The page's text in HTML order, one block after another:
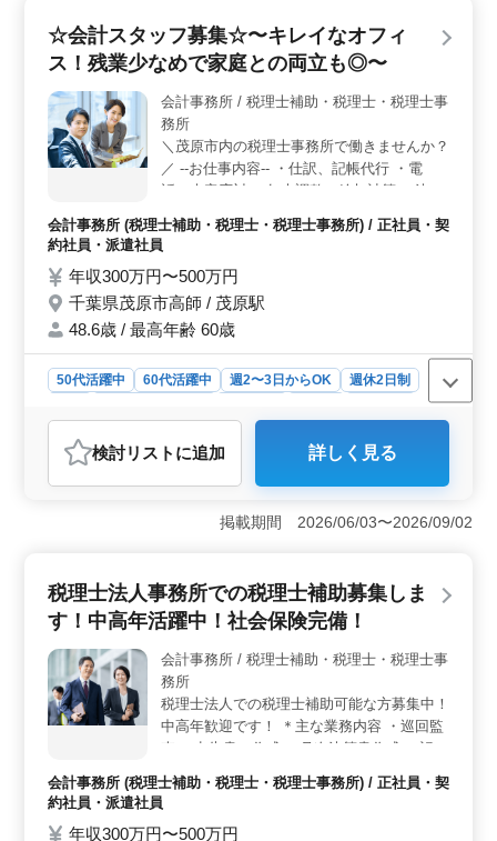
されています。経験を活かして安定したキャリアを築け
ます。 ＜働きやすさ＞ 土日祝休みで、夏季休暇や
年末年始休暇もあります。残業は少なめで、家庭との両
☆会計スタッフ募集☆〜キレイなオフィ
ス！残業少なめで家庭との両立も◎〜
会計事務所 / 税理士補助・税理士・税理士事
務所
＼茂原市内の税理士事務所で働きませんか？
／ --お仕事内容-- ・仕訳、記帳代行 ・電
話、来客応対 ・年末調整、給与計算 ・決算
イント◎ ・残業ほとんどなし ・女性スタッ
フ活躍中 ・シニア層積極的に採用中 ・2021
年に移転したばかりの為キレイなオフィス☆
経験があれば年齢は関係なし！ 転職活動に
悩んでいる方も、まずはお気軽にご応募下さ
会計事務所 (税理士補助・税理士・税理士事務所) / 正社員・契
約社員・派遣社員
年収300万円〜500万円
千葉県茂原市高師 / 茂原駅
48.6歳 / 最高年齢 60歳
50代活躍中 60代活躍中 週2〜3日からOK
週休2日制
おすすめポイント
＜好条件＞ この会計スタッフのポジションは税理士事
務所での経験を活かしたい方にとって魅力的です。経験5
年以上の方には年収300万円〜500万円という魅力的な報
務で土日祝がお休みという点はワークライフバランスを
重視する方にとって大きな魅力です。茂原駅から徒歩圏
す。さらに残業は月10時間程度と少なめなためストレス
なく働くことができます。 ＜安心＆成長＞ この税
理士事務所は2021年に移転したばかりのキレイなオフィ
スであり、女性スタッフやシニア層が積極的に採用され
ています。経験豊富な方であれば年齢は関係なく、安定
検討リスト に追加 詳しく見る
掲載期間 2026/06/03〜2026/09/02
税理士法人事務所での税理士補助募集しま
す！中高年活躍中！社会保険完備！
会計事務所 / 税理士補助・税理士・税理士事
務所
税理士法人での税理士補助可能な方募集中！
中高年歓迎です！ ＊主な業務内容 ・巡回監
査 ・申告書の作成 ・月次決算書作成 ・記帳
算、申告業務 ◎社会保険完備 ◎完全週休2
日制 ◎年間休日120日 ベテラン税理士補助
募集中！ 比較的年齢層が若い為経験豊かな
会計事務所 (税理士補助・税理士・税理士事務所) / 正社員・契
約社員・派遣社員
年収300万円〜500万円